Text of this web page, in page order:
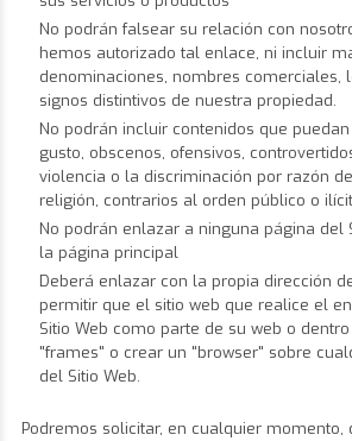
No podrán falsear su relación con
hemos autorizado tal enlace, ni incluir
denominaciones, nombres comerciales,
signos distintivos de nuestra propiedad.
No podrán incluir contenidos que
gusto, obscenos, ofensivos,
violencia o la discriminación por razón
religión, contrarios al orden público o
No podrán enlazar a ninguna página del
la página principal
Deberá enlazar con la propia dirección
permitir que el sitio web que realice el
Sitio Web como parte de su web o
"frames" o crear un "browser" sobre
del Sitio Web.
Podremos solicitar, en cualquier momento,